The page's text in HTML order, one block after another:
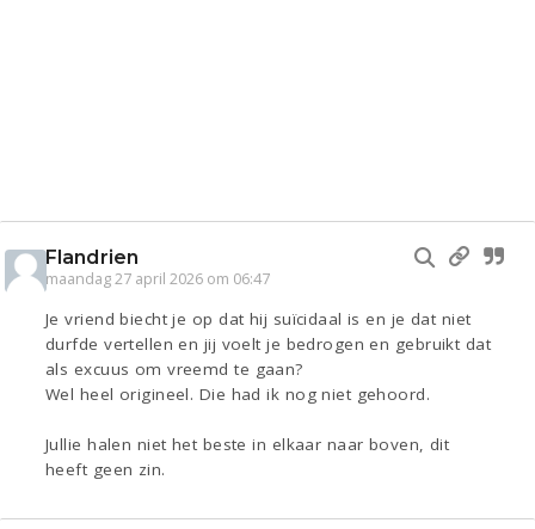
Flandrien
maandag 27 april 2026 om 06:47
Je vriend biecht je op dat hij suïcidaal is en je dat niet
durfde vertellen en jij voelt je bedrogen en gebruikt dat
als excuus om vreemd te gaan?
Wel heel origineel. Die had ik nog niet gehoord.
Jullie halen niet het beste in elkaar naar boven, dit
heeft geen zin.